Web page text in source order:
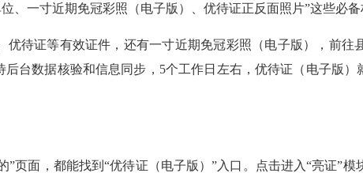
、一寸近期免冠彩照（电子版）、优待证正反面照片”这些必备
证等有效证件，还有一寸近期免冠彩照（电子版），前往
台数据核验和信息同步，5个工作日左右，优待证（电子版）
面，都能找到“优待证（电子版）”入口。点击进入“亮证”模